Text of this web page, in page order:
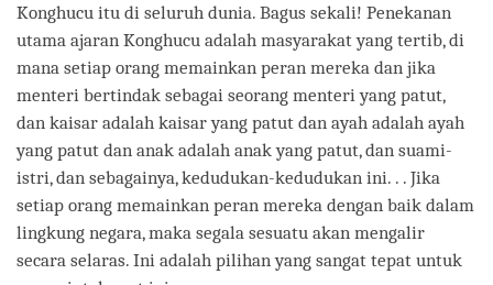
Konghucu itu di seluruh dunia. Bagus sekali! Penekanan
utama ajaran Konghucu adalah masyarakat yang tertib, di
mana setiap orang memainkan peran mereka dan jika
menteri bertindak sebagai seorang menteri yang patut,
dan kaisar adalah kaisar yang patut dan ayah adalah ayah
yang patut dan anak adalah anak yang patut, dan suami-
istri, dan sebagainya, kedudukan-kedudukan ini. . . Jika
setiap orang memainkan peran mereka dengan baik dalam
lingkung negara, maka segala sesuatu akan mengalir
secara selaras. Ini adalah pilihan yang sangat tepat untuk